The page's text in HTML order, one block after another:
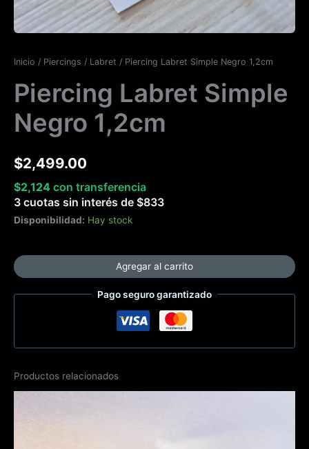
Inicio / Piercings / Labret / Piercing Labret Simple Negro 1,2cm
Piercing Labret Simple
Negro 1,2cm
$2,499.00
$2,124 con transferencia
3 cuotas sin interés de $833
Disponibilidad: Hay stock
Agregar al carrito
Pago seguro garantizado
Productos relacionados